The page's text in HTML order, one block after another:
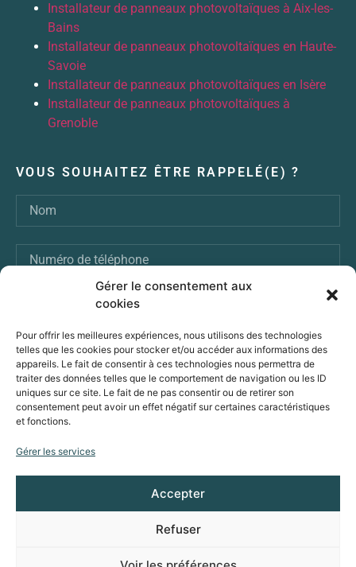
Gérer le consentement aux
cookies
Pour offrir les meilleures expériences, nous utilisons des technologies
telles que les cookies pour stocker et/ou accéder aux informations des
appareils. Le fait de consentir à ces technologies nous permettra de
traiter des données telles que le comportement de navigation ou les ID
uniques sur ce site. Le fait de ne pas consentir ou de retirer son
consentement peut avoir un effet négatif sur certaines caractéristiques
et fonctions.
Gérer les services
Accepter
Refuser
Installateur de panneaux photovoltaïques à Aix-les-
Bains
Installateur de panneaux photovoltaïques en Haute-
Savoie
Installateur de panneaux photovoltaïques en Isère
Installateur de panneaux photovoltaïques à
Grenoble
VOUS SOUHAITEZ ÊTRE RAPPELÉ(E) ?
VOUS POUVEZ ÉGALEMENT NOUS ENVOYER
UN MESSAGE :
Prenons contact
© Avenir Solaire Concept, powered by Solarock
Mentions légales